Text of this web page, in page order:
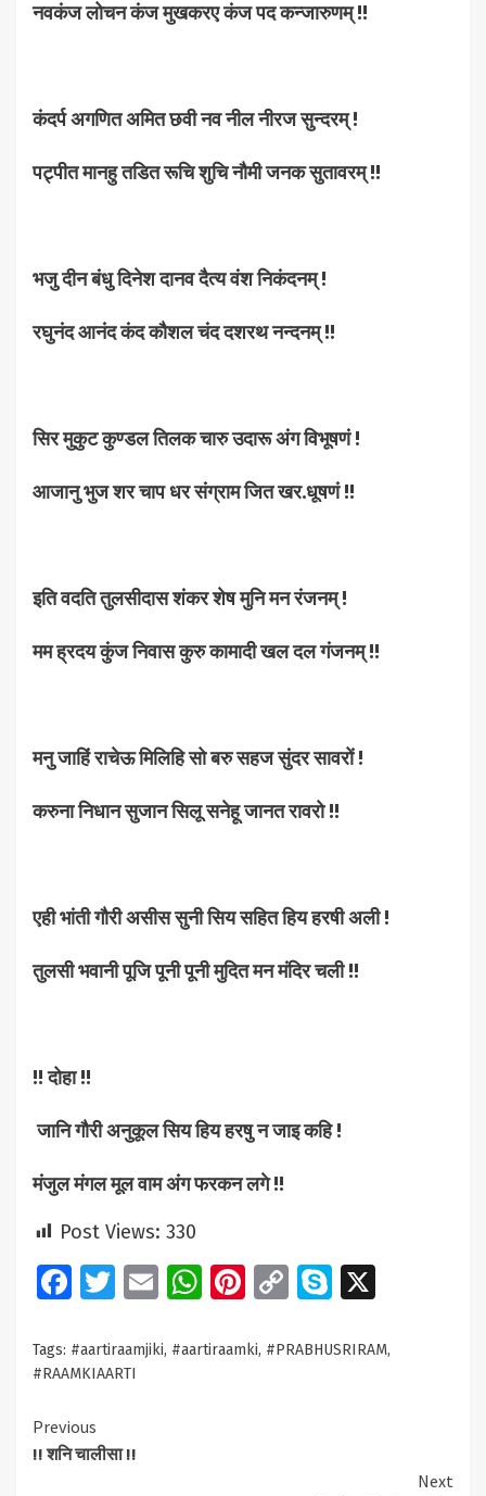
नवकंज लोचन कंज मुखकरए कंज पद कन्जारुणम् !!
कंदर्प अगणित अमित छवी नव नील नीरज सुन्दरम् !
पट्पीत मानहु तडित रूचि शुचि नौमी जनक सुतावरम् !!
भजु दीन बंधु दिनेश दानव दैत्य वंश निकंदनम् !
रघुनंद आनंद कंद कौशल चंद दशरथ नन्दनम् !!
सिर मुकुट कुण्डल तिलक चारु उदारू अंग विभूषणं !
आजानु भुज शर चाप धर संग्राम जित खर.धूषणं !!
इति वदति तुलसीदास शंकर शेष मुनि मन रंजनम् !
मम ह्रदय कुंज निवास कुरु कामादी खल दल गंजनम् !!
मनु जाहिं राचेऊ मिलिहि सो बरु सहज सुंदर सावरों !
करुना निधान सुजान सिलू सनेहू जानत रावरो !!
एही भांती गौरी असीस सुनी सिय सहित हिय हरषी अली !
तुलसी भवानी पूजि पूनी पूनी मुदित मन मंदिर चली !!
!! दोहा !!
जानि गौरी अनुकूल सिय हिय हरषु न जाइ कहि !
मंजुल मंगल मूल वाम अंग फरकन लगे !!
Post Views: 330
Facebook
Twitter
EmailWhatsApp
Pinterest
CopySkype
Tags: #aartiraamjiki, #aartiraamki, #PRABHUSRIRAM,
#RAAMKIAARTI
Continue
Reading
Previous
!! शनि चालीसा !!
Next